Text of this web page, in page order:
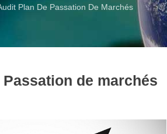
Plan De Passation De Marchés
de marchés